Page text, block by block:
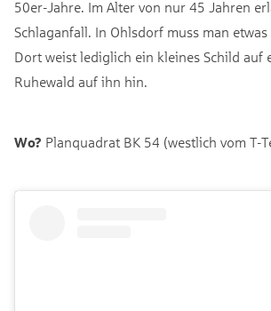
50er-Jahre. Im Alter von nur 45 Jahren
Schlaganfall. In Ohlsdorf muss man
Dort weist lediglich ein kleines Schild auf
Ruhewald auf ihn hin.
Wo? Planquadrat BK 54 (westlich vom T-